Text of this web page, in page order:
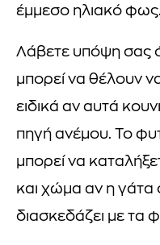
έμμεσο ηλιακό φως.
Λάβετε υπόψη σας
μπορεί να θέλουν
ειδικά αν αυτά
πηγή ανέμου. Το
μπορεί να
και χώμα αν η γάτα
διασκεδάζει με τα